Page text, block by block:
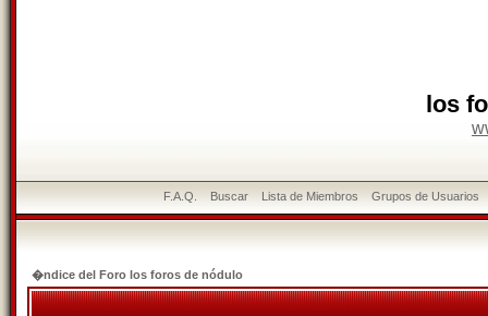
los
F.A.Q. Buscar Lista de Miembros Grupos de Usuarios
�ndice del Foro los foros de nódulo